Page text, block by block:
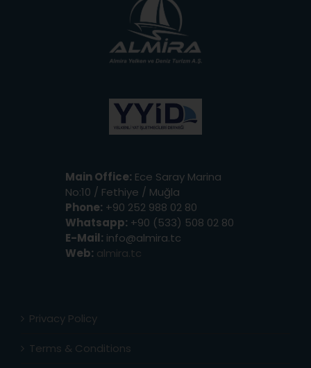
Main Office: Ece Saray Marina
No:10 / Fethiye / Muğla
Phone: +90 252 988 02 80
Whatsapp: +90 (533) 508 02 80
E-Mail: info@almira.tc
Web: almira.tc
Privacy Policy
Terms & Conditions